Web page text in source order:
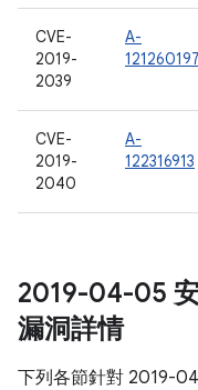
CVE-
2019-
2039
A-
121260197
CVE-
2019-
2040
A-
122316913
2019-04-05
漏洞詳情
下列各節針對 2019-